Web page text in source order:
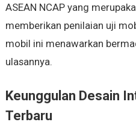
ASEAN NCAP yang
memberikan penilaian uji
mobil ini menawarkan
ulasannya.
Keunggulan Desain
Terbaru